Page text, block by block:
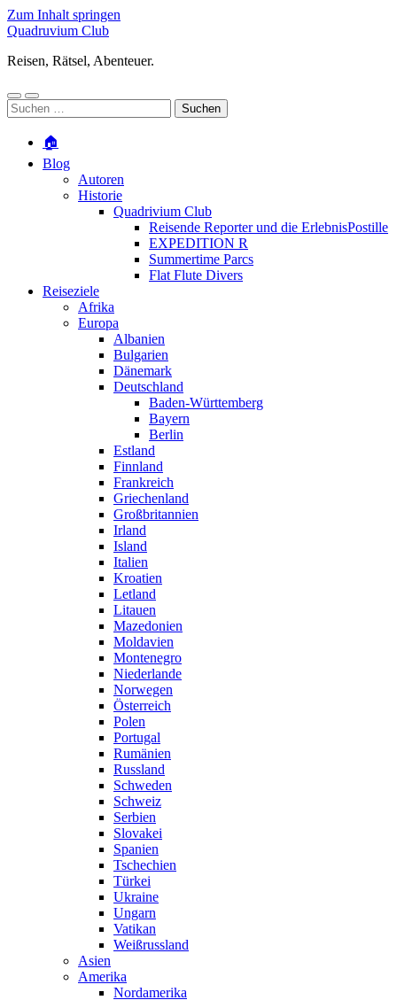
Zum Inhalt springen
Quadruvium Club
Reisen, Rätsel, Abenteuer.
Mobile-
Menü
Suchfeld
ein-/ausblenden
Suchen
nach:
🏠
Blog
Autoren
Historie
Quadrivium Club
Reisende Reporter und die ErlebnisPostille
EXPEDITION R
Summertime Parcs
Flat Flute Divers
Reiseziele
Afrika
Europa
Albanien
Bulgarien
Dänemark
Deutschland
Baden-Württemberg
Bayern
Berlin
Estland
Finnland
Frankreich
Griechenland
Großbritannien
Irland
Island
Italien
Kroatien
Letland
Litauen
Mazedonien
Moldavien
Montenegro
Niederlande
Norwegen
Österreich
Polen
Portugal
Rumänien
Russland
Schweden
Schweiz
Serbien
Slovakei
Spanien
Tschechien
Türkei
Ukraine
Ungarn
Vatikan
Weißrussland
Asien
Amerika
Nordamerika